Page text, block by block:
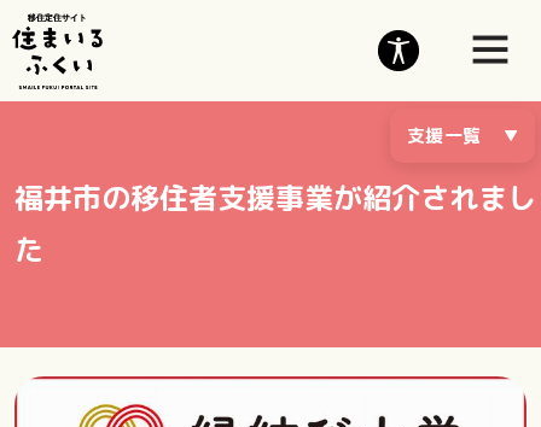
福井市の移住者支援事業が紹介されまし
た
支援一覧